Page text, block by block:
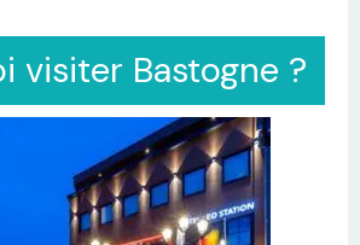
visiter Bastogne ?